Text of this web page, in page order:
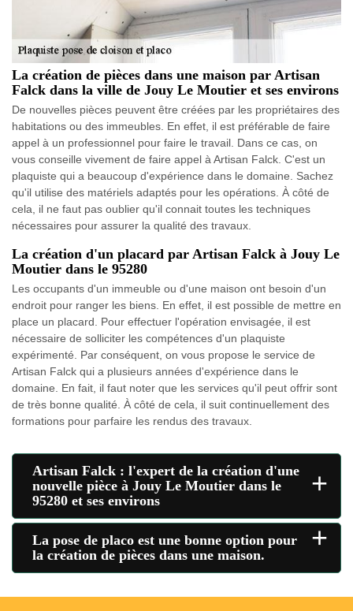
La création de pièces dans une maison par Artisan
Falck dans la ville de Jouy Le Moutier et ses environs
De nouvelles pièces peuvent être créées par les propriétaires des
habitations ou des immeubles. En effet, il est préférable de faire
appel à un professionnel pour faire le travail. Dans ce cas, on
vous conseille vivement de faire appel à Artisan Falck. C'est un
plaquiste qui a beaucoup d'expérience dans le domaine. Sachez
qu'il utilise des matériels adaptés pour les opérations. À côté de
cela, il ne faut pas oublier qu'il connait toutes les techniques
nécessaires pour assurer la qualité des travaux.
La création d'un placard par Artisan Falck à Jouy Le
Moutier dans le 95280
Les occupants d'un immeuble ou d'une maison ont besoin d'un
endroit pour ranger les biens. En effet, il est possible de mettre en
place un placard. Pour effectuer l'opération envisagée, il est
nécessaire de solliciter les compétences d'un plaquiste
expérimenté. Par conséquent, on vous propose le service de
Artisan Falck qui a plusieurs années d'expérience dans le
domaine. En fait, il faut noter que les services qu'il peut offrir sont
de très bonne qualité. À côté de cela, il suit continuellement des
formations pour parfaire les rendus des travaux.
Artisan Falck : l'expert de la création d'une
nouvelle pièce à Jouy Le Moutier dans le
95280 et ses environs
+
La pose de placo est une bonne option pour
la création de pièces dans une maison.
+